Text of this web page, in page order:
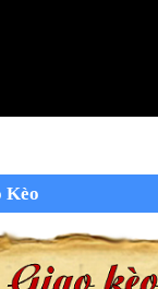
Kèo